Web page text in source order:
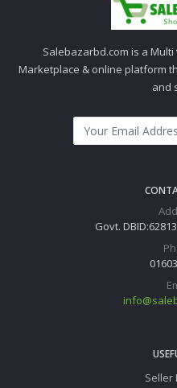
Salebazarbd.com is a
Marketplace & online platform
and
Govt.
Seller